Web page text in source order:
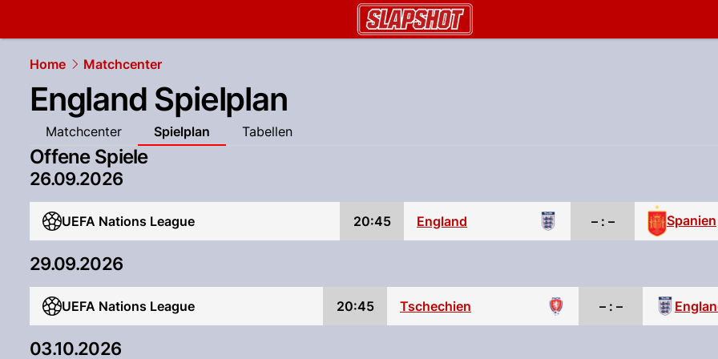
slapshot.NAU.ch
Home
Matchcenter
England Spielplan
Matchcenter
Spielplan Tabellen
Offene Spiele
26.09.2026
UEFA Nations League 20:45 England – : – Spanien
29.09.2026
UEFA Nations League 20:45 Tschechien – : –
03.10.2026